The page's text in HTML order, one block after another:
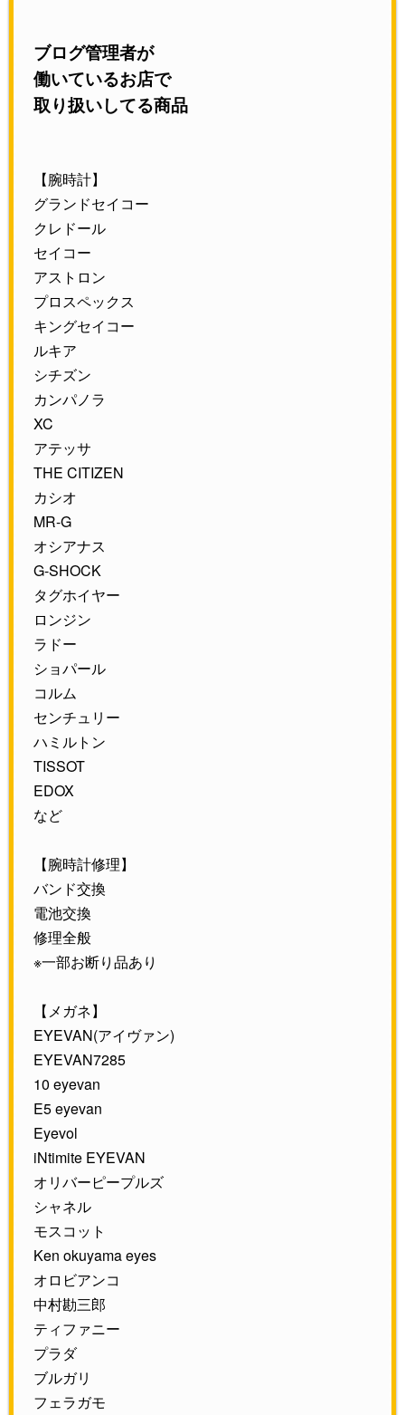
ブログ管理者が
働いているお店で
取り扱いしてる商品
【腕時計】
グランドセイコー
クレドール
セイコー
アストロン
プロスペックス
キングセイコー
ルキア
シチズン
カンパノラ
XC
アテッサ
THE CITIZEN
カシオ
MR-G
オシアナス
G-SHOCK
タグホイヤー
ロンジン
ラドー
ショパール
コルム
センチュリー
ハミルトン
TISSOT
EDOX
など
【腕時計修理】
バンド交換
電池交換
修理全般
※一部お断り品あり
【メガネ】
EYEVAN(アイヴァン)
EYEVAN7285
10 eyevan
E5 eyevan
Eyevol
iNtimite EYEVAN
オリバーピープルズ
シャネル
モスコット
Ken okuyama eyes
オロビアンコ
中村勘三郎
ティファニー
プラダ
ブルガリ
フェラガモ